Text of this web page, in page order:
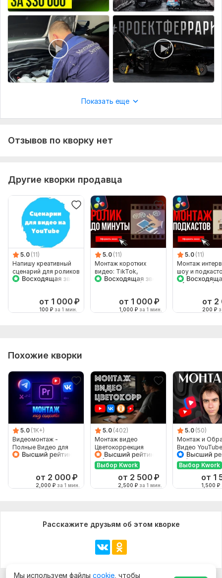
Показать еще
Отзывов по кворку нет
Другие кворки продавца
5.0 (11)
Напишу креативный
сценарий для роликов
на YouTube канал
от 1 000 ₽
100 ₽ за 1 мин.
5.0 (11)
Монтаж коротких
видео: TikTok,
YouTube Shorts, Вк
от 1 000 ₽
1,000 ₽ за 1 мин.
5.0 (11)
Монтаж
шоу и
от 2
200 ₽
Похожие кворки
5.0 (1K+)
Видеомонтаж -
Полные Видео для
YouTube, Ютуб
от 2 000 ₽
2,000 ₽ за 1 мин.
5.0 (402)
Монтаж видео
Цветокоррекция
Саунд-дизайн
Выбор Kwork
от 2 500 ₽
2,500 ₽ за 1 мин.
5.0 (50)
Монтаж и
Видео YouTube
Шортс, Shorts,
ВК клипы
Выбор Kwork
от 1
1,500 ₽
Расскажите друзьям об этом кворке
Мы используем файлы cookie , чтобы